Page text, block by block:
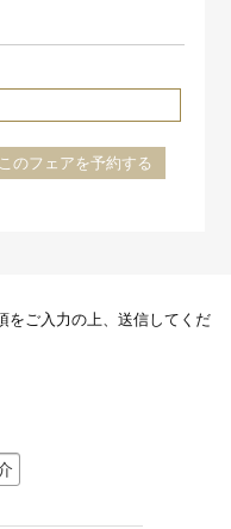
このフェアを予約する